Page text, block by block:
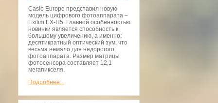
Casio Europe представил новую
модель цифрового фотоаппарата –
Exilim EX-H5. Главной особенностью
новинки является способность к
большому увеличению, а именно:
десятикратный оптический зум, что
весьма немало для недорогого
фотоаппарата. Размер матрицы
фотосенсора составляет 12,1
мегапикселя.
Подробнее...